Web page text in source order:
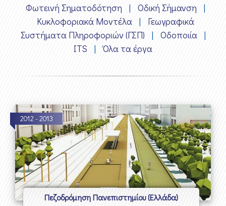
Φωτεινή Σηματοδότηση
| Οδική Σήμανση
|
Κυκλοφοριακά Μοντέλα |
Γεωγραφικά
Συστήματα Πληροφοριών (ΓΣΠ)
| Οδοποιία
|
ITS
| Όλα τα έργα
2012 - 2013
Πεζοδρόμηση Πανεπιστημίου (Ελλάδα)